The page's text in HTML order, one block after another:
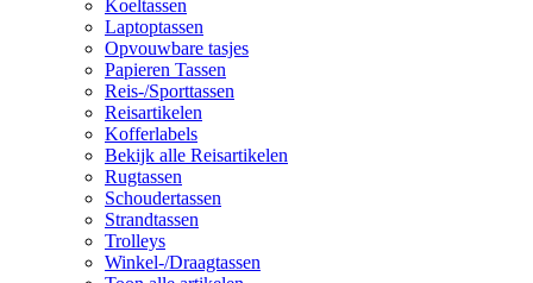
Koeltassen
Laptoptassen
Opvouwbare tasjes
Papieren Tassen
Reis-/Sporttassen
Reisartikelen
Kofferlabels
Bekijk alle Reisartikelen
Rugtassen
Schoudertassen
Strandtassen
Trolleys
Winkel-/Draagtassen